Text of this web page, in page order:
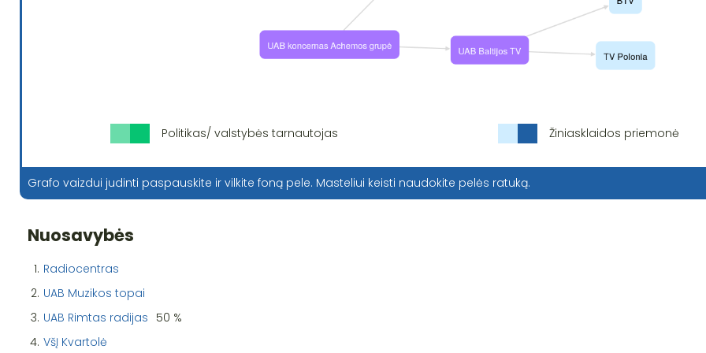
Politikas/ valstybės tarnautojas Žiniasklaidos priemonė
Grafo vaizdui judinti paspauskite ir vilkite foną pele. Masteliui keisti naudokite pelės ratuką.
Nuosavybės
1. Radiocentras
2. UAB Muzikos topai
3. UAB Rimtas radijas 50 %
4. VšĮ Kvartolė